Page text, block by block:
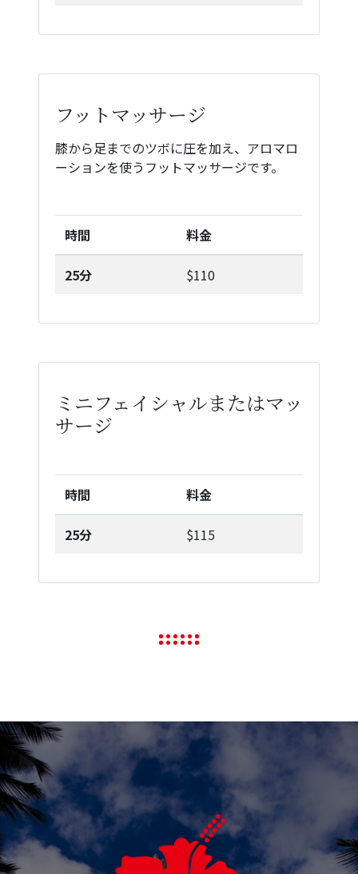
フットマッサージ
膝から足までのツボに圧を加え、アロマロ
ーションを使うフットマッサージです。
時間 料金
25分 $110
ミニフェイシャルまたはマッ
サージ
時間 料金
25分 $115